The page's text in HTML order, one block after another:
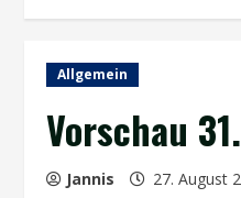
Allgemein
Vorschau
Jannis 27. August